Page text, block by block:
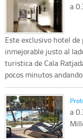
a
Este exclusivo hotel de
inmejorable justo al
turistica de Cala
pocos minutos
a